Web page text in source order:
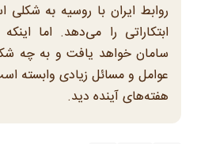
روابط ایران با روسیه به
ابتکاراتی را می‌دهد. اما
سامان خواهد یافت و به چه
عوامل و مسائل زیادی وابسته
هفته‌های آینده دید.